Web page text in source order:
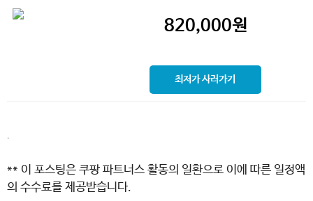
820,000원
최저가 사러가기
.
** 이 포스팅은 쿠팡 파트너스 활동의 일환으로 이에 따른 일정액
의 수수료를 제공받습니다.